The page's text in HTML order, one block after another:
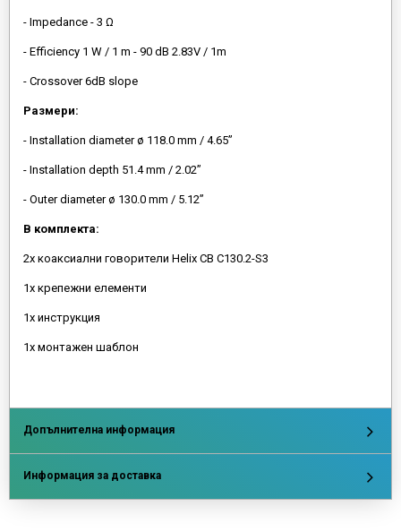
- Impedance - 3 Ω
- Efficiency 1 W / 1 m - 90 dB 2.83V / 1m
- Crossover 6dB slope
Размери:
- Installation diameter ø 118.0 mm / 4.65”
- Installation depth 51.4 mm / 2.02”
- Outer diameter ø 130.0 mm / 5.12”
В комплекта:
2x коаксиални говорители Helix CB C130.2-S3
1x крепежни елементи
1x инструкция
1x монтажен шаблон
Допълнителна информация
Информация за доставка